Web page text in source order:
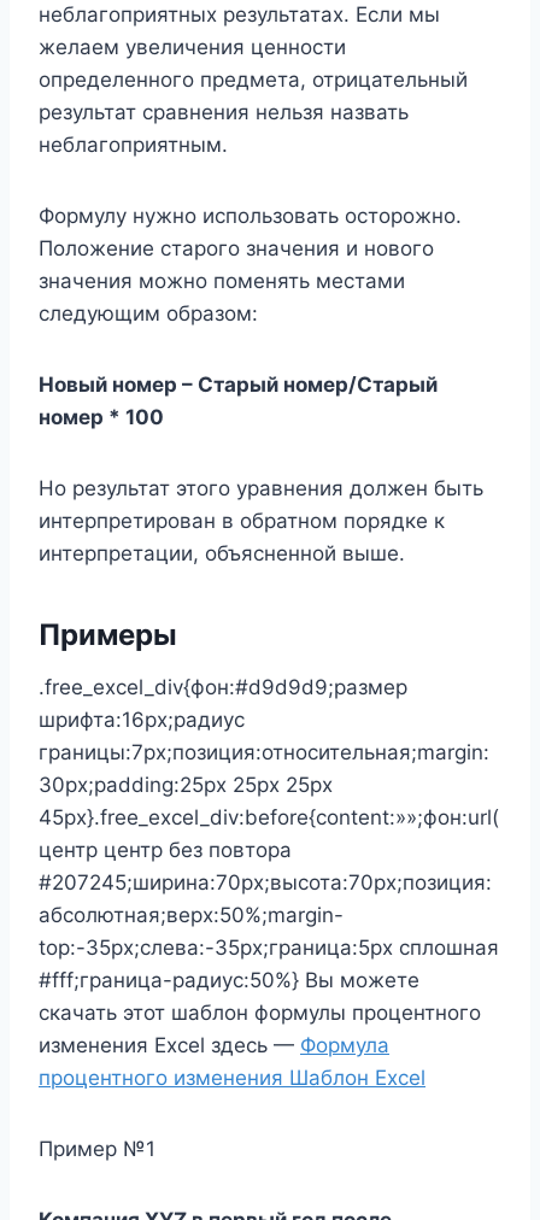
неблагоприятных результатах. Если мы
желаем увеличения ценности
определенного предмета, отрицательный
результат сравнения нельзя назвать
неблагоприятным.
Формулу нужно использовать осторожно.
Положение старого значения и нового
значения можно поменять местами
следующим образом:
Новый номер – Старый номер/Старый
номер * 100
Но результат этого уравнения должен быть
интерпретирован в обратном порядке к
интерпретации, объясненной выше.
Примеры
.free_excel_div{фон:#d9d9d9;размер
шрифта:16px;радиус
границы:7px;позиция:относительная;margin:
30px;padding:25px 25px 25px
45px}.free_excel_div:before{content:»»;фон:url(
центр центр без повтора
#207245;ширина:70px;высота:70px;позиция:
абсолютная;верх:50%;margin-
top:-35px;слева:-35px;граница:5px сплошная
#fff;граница-радиус:50%} Вы можете
скачать этот шаблон формулы процентного
изменения Excel здесь — Формула
процентного изменения Шаблон Excel
Пример №1